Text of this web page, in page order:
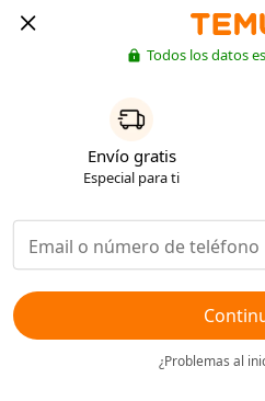
Todos los datos
Envío gratis
Especial para ti
¿Problemas al